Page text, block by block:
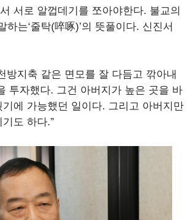
서로 알껍데기를 쪼아야한다. 불교의
하는‘줄탁(啐啄)’의 뜻풀이다. 신진서
방지축 같은 면모를 잘 다듬고 깎아내
투자했다. 그건 아버지가 높은 곳을 바
에 가능했던 일이다. 그리고 아버지만
도 하다.”